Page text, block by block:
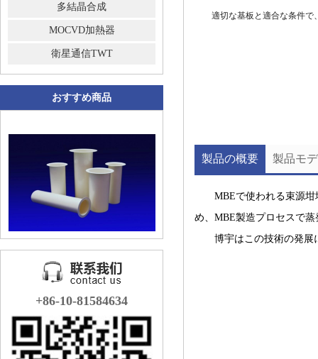
多結晶合成
MOCVD加熱器
衛星通信TWT
おすすめ商品
+86-10-81584634
適切な基板と適合な条件で
製品の概要 製品モ
MBEで使われる束源
め、 MBE製造プロセスで
博宇はこの技術の発展